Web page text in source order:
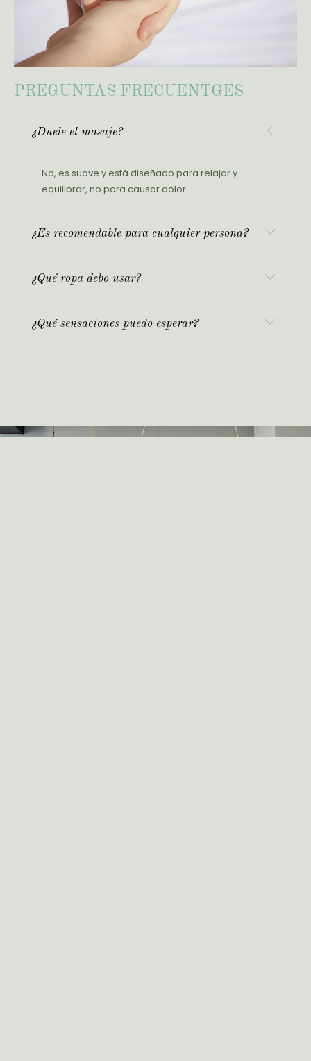
PREGUNTAS FRECUENTGES
¿Duele el masaje?
No, es suave y está diseñado para relajar y
equilibrar, no para causar dolor.
¿Es recomendable para cualquier persona?
¿Qué ropa debo usar?
¿Qué sensaciones puedo esperar?